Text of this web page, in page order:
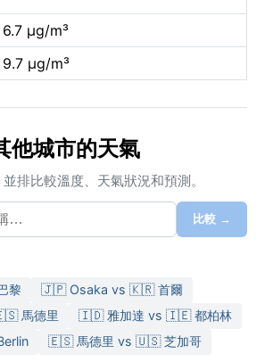
6.7 µg/m³
9.7 µg/m³
他城市的天氣
排比較溫度、天氣狀況和預測。
比較 →
黎
🇯🇵 Osaka vs 🇰🇷 首爾
馬德里
🇮🇩 雅加達 vs 🇮🇪 都柏林
🇪🇸 馬德里 vs 🇺🇸 芝加哥